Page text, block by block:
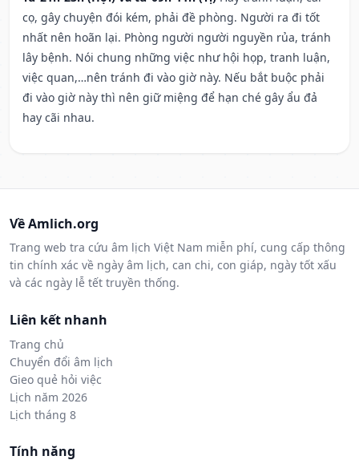
cọ, gây chuyện đói kém, phải đề phòng. Người ra đi tốt
nhất nên hoãn lại. Phòng người người nguyền rủa, tránh
lây bệnh. Nói chung những việc như hội họp, tranh luận,
việc quan,…nên tránh đi vào giờ này. Nếu bắt buộc phải
đi vào giờ này thì nên giữ miệng để hạn ché gây ẩu đả
hay cãi nhau.
Về Amlich.org
Trang web tra cứu âm lịch Việt Nam miễn phí, cung cấp thông
tin chính xác về ngày âm lịch, can chi, con giáp, ngày tốt xấu
và các ngày lễ tết truyền thống.
Liên kết nhanh
Trang chủ
Chuyển đổi âm lịch
Gieo quẻ hỏi việc
Lịch năm 2026
Lịch tháng 8
Tính năng